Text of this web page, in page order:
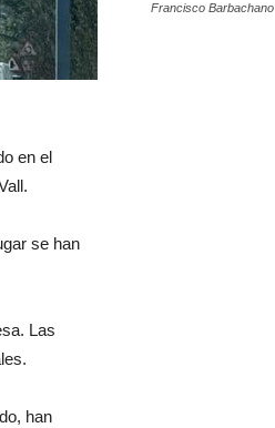
en el
se han
Las
han
Francisco Barbachano